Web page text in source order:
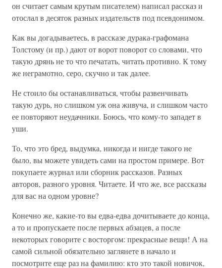
он считает самым крутым писателем) написал рассказ и
отослал в десяток разных издательств под псевдонимом.
Как вы догадываетесь, в рассказе дурака-графомана
Толстому (и пр.) дают от ворот поворот со словами, что
такую дрянь не то что печатать, читать противно. К тому
же неграмотно, серо, скучно и так далее.
Не стоило бы останавливаться, чтобы развенчивать
такую дурь, но слишком уж она живуча, и слишком часто
ее повторяют неудачники. Боюсь, что кому-то западет в
уши.
То, что это бред, выдумка, никогда и нигде такого не
было, вы можете увидеть сами на простом примере. Вот
покупаете журнал или сборник рассказов. Разных
авторов, разного уровня. Читаете. И что же, все рассказы
для вас на одном уровне?
Конечно же, какие-то вы едва-едва дочитываете до конца,
а то и пропускаете после первых абзацев, а после
некоторых говорите с восторгом: прекрасные вещи! А на
самой сильной обязательно заглянете в начало и
посмотрите еще раз на фамилию: кто это такой новичок,